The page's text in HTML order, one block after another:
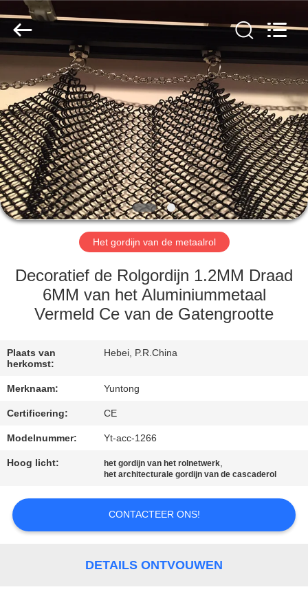
HUIS
PRODUCTEN
ONGEVEER
ONS
FABRIEKSREIS
KWALITEITSCONTROLE
CONTACTEER
VERZOEK
OM EEN
CITAAT
SITEMAP
Yuntong
Metal
Wire
Mesh
Co.,Ltd.
All
Het gordijn van de metaalrol
Decoratief de Rolgordijn 1.2MM Draad
6MM van het Aluminiummetaal
Vermeld Ce van de Gatengrootte
Plaats van
herkomst:
Hebei, P.R.China
Merknaam: Yuntong
Certificering: CE
Modelnummer: Yt-acc-1266
Hoog licht: het gordijn van het rolnetwerk,
het architecturale gordijn van de cascaderol
CONTACTEER ONS!
DETAILS ONTVOUWEN